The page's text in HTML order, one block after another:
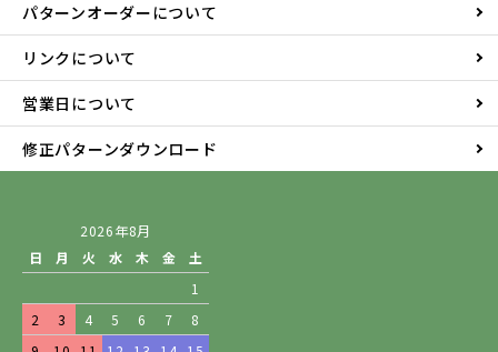
パターンオーダーについて
リンクについて
営業日について
修正パターンダウンロード
2026年8月
日
月 火 水 木 金
土
1
2
3 4 5 6 7
8